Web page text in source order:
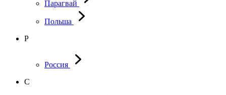
Парагвай
Польша
Р
Россия
С